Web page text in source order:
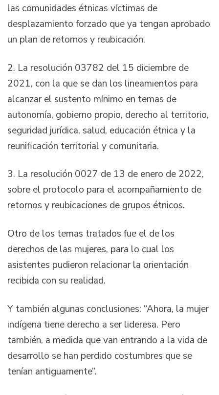
las comunidades étnicas víctimas de
desplazamiento forzado que ya tengan aprobado
un plan de retornos y reubicación.
2. La resolución 03782 del 15 diciembre de
2021, con la que se dan los lineamientos para
alcanzar el sustento mínimo en temas de
autonomía, gobierno propio, derecho al territorio,
seguridad jurídica, salud, educación étnica y la
reunificación territorial y comunitaria.
3. La resolución 0027 de 13 de enero de 2022,
sobre el protocolo para el acompañamiento de
retornos y reubicaciones de grupos étnicos.
Otro de los temas tratados fue el de los
derechos de las mujeres, para lo cual los
asistentes pudieron relacionar la orientación
recibida con su realidad.
Y también algunas conclusiones: “Ahora, la mujer
indígena tiene derecho a ser lideresa. Pero
también, a medida que van entrando a la vida de
desarrollo se han perdido costumbres que se
tenían antiguamente”.